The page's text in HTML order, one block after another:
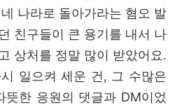
나라로 돌아가라는 혐오 발
친구들이 큰 용기를 내서 나
상처를 정말 많이 받았어요.
일으켜 세운 건, 그 수많은
한 응원의 댓글과 DM이었